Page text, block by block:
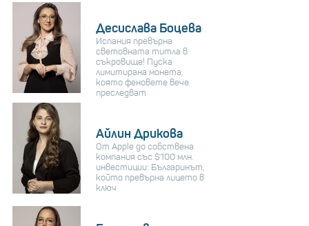
Десислава Боцева
Испания превърна
световната титла в
съкровище! Пуска
лимитирана монета,
която феновете вече
преследват
Айлин Дрикова
От Apple до собствена
компания със $100 млн.
инвестиции: Българинът,
който превърна лицето в
ключ